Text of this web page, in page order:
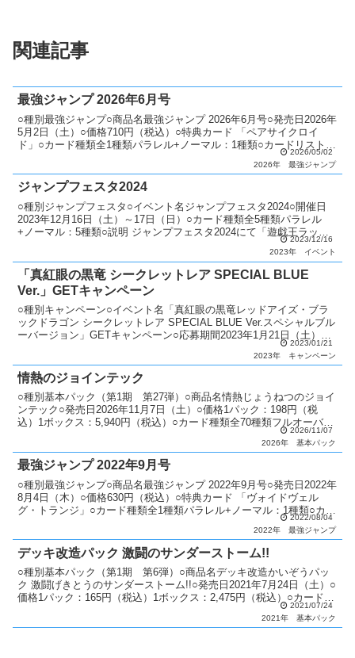
関連記事
最強ジャンプ 2026年6月号
○種別最強ジャンプ○商品名最強ジャンプ 2026年6月号○発売日2026年
5月2日（土）○価格710円（税込）○特典カード 「ペアサイクロイ
ド」○カード種類全1種類パラレル+ノーマル：1種類○カードリスト最
2026/05/02
2026年
最強ジャンプ
ジャンプフェスタ2024
○種別ジャンプフェスタ○イベント名ジャンプフェスタ2024○開催日
2023年12月16日（土）～17日（日）○カード種類全5種類パラレル
+ノーマル：5種類○説明 ジャンプフェスタ2024にて「遊戯王ラッシ
2023/12/16
2023年
イベント
「真紅眼の黒竜 シークレットレア SPECIAL BLUE
Ver.」GETキャンペーン
○種別キャンペーン○イベント名「真紅眼の黒竜レッドアイズ・ブラ
ックドラゴン シークレットレア SPECIAL BLUE Ver.スペシャルブル
ーバージョン」GETキャンペーン○応募期間2023年1月21日（土）～
2023/01/21
2023年
キャンペーン
情熱のジョインテック
○種別基本パック（第1期 第27弾）○商品名情熱じょうねつのジョイ
ンテック○発売日2026年11月7日（土）○価格1パック：198円（税
込）1ボックス：5,940円（税込）○カード種類全70種類フルオーバー
2026/11/07
2026年
基本パック
最強ジャンプ 2022年9月号
○種別最強ジャンプ○商品名最強ジャンプ 2022年9月号○発売日2022年
8月4日（木）○価格630円（税込）○特典カード 「ヴォイドヴェル
グ・トランジ」○カード種類全1種類パラレル+ノーマル：1種類○カー
2022/08/04
2022年
最強ジャンプ
デッキ改造パック 激闘のサンダーストーム!!
○種別基本パック（第1期 第6弾）○商品名デッキ改造かいぞうパッ
ク 激闘げきとうのサンダーストーム!!○発売日2021年7月24日（土）○
価格1パック：165円（税込）1ボックス：2,475円（税込）○カード種
2021/07/24
2021年
基本パック